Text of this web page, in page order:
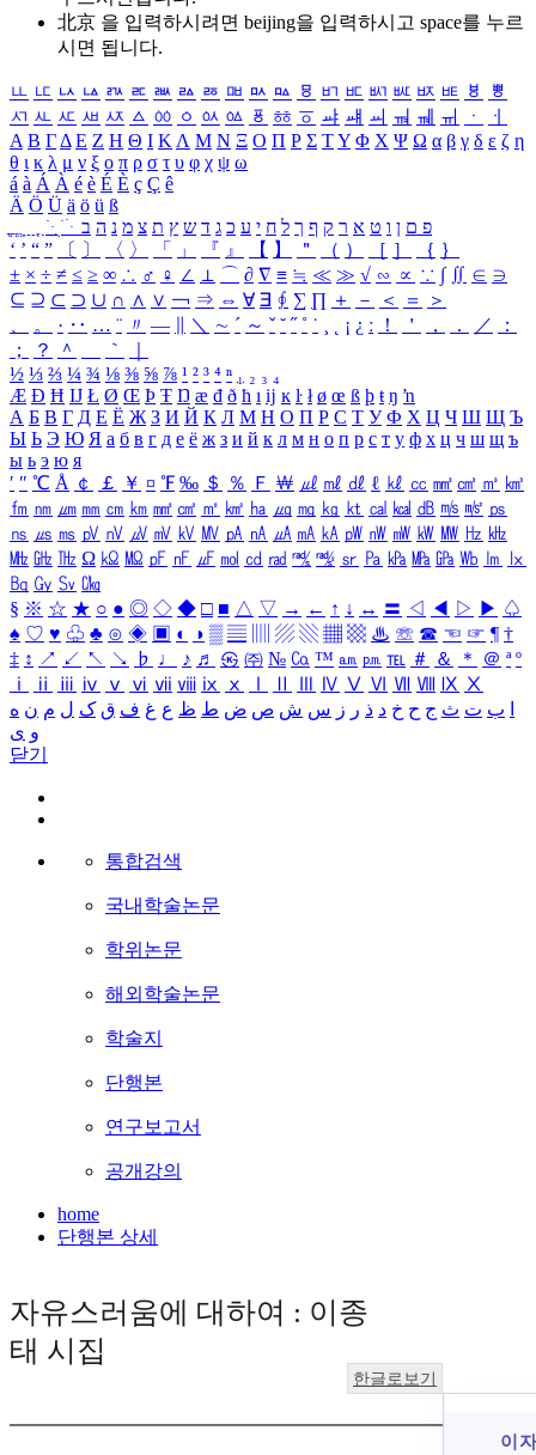
北京 을 입력하시려면 beijing을 입력하시고 space를 누르
시면 됩니다.
ㅥ ㅦ ㅧ ㅨ ㅩ ㅪ ㅫ ㅬ ㅭ ㅮ ㅯ ㅰ ㅱ ㅲ ㅳ ㅴ ㅵ ㅶ ㅷ ㅸ
ㅹ
ㅺ ㅻ ㅼ ㅽ ㅾ ㅿ ㆀ ㆁ ㆂ ㆃ ㆄ ㆅ ㆆ ㆇ ㆈ ㆉ ㆊ ㆋ ㆌ ㆍ
ㆎ
Α Β ΓΔ Ε Ζ Η Θ Ι ΚΛ Μ Ν Ξ Ο Π Ρ Σ ΤΥ Φ Χ Ψ Ω α β γ δ ε ζ η
θ ι κ λ μ ν ξ ο π ρ σ τ υ φ χ ψ ω
á à Á À é è É È ç Ç ê
Ä Ö Ü ä ö ü ß
ִֶֹ ֻּ ׁׂ פ ם ן ו ט א ר ק ף ך ל ח י ע כ ג ד ש ץ ת צ מ נ ה ב
‘ ’ “ ” 〔 〕 〈 〉 「 」 『 』 【 】 ＂ （ ） ［ ］ ｛ ｝
± × ÷ ≠ ≤ ≥ ∞ ∴ ♂ ♀ ∠ ⊥ ⌒ ∂ ∇ ≡ ≒ ≪ ≫ √ ∽ ∝ ∵ ∫ ∬ ∈ ∋
⊆ ⊇ ⊂ ⊃ ∪ ∩ ∧ ∨ ￢ ⇒ ⇔ ∀ ∃ ∮ ∑ ∏ ＋ － ＜ ＝
＞
、
。 · ‥ … ¨ 〃 ― ＼ ∼ ´ ～ ˇ ˘ ˝ ˚ ˙ ¸ ¡ ¿ ː ！ ＇ ， ． ／
：
；
？ ＾ ｀
½ ⅓ ⅔ ¼ ¾ ⅛ ⅜ ⅝ ⅞ ¹ ² ³ ⁴ ⁿ ₁ ₂ ₃ ₄
Æ Ð Ħ Ĳ Ł Ø Œ Þ Ŧ Ŋ æ đ ð ħ ı ĳ ĸ ŀ ł ø œ ß þ ŧ ŋ ŉ
А Б В Г Д Е Ё Ж З И Й К Л М Н О П Р С Т У Ф Х Ц Ч Ш Щ Ъ
Ы Ь Э Ю Я а б в г д е ё ж з и й к л м н о п р с т у ф х ц ч ш щ ъ
ы ь э ю я
′ ″ ℃ Å ￠ ￡ ￥ ¤ ℉ ‰ ＄ ％ Ｆ ￦ ㎕ ㎖ ㎗ ℓ ㎘ ㏄ ㎣ ㎤ ㎥ ㎦
㎙ ㎚ ㎛ ㎜ ㎝ ㎞ ㎟ ㎠ ㎡ ㎢ ㏊ ㎍ ㎎ ㎏ ㏏ ㎈ ㎉ ㏈ ㎧ ㎨ ㎰
㎱ ㎲ ㎳ ㎴ ㎵ ㎶ ㎷ ㎸ ㎹ ㎀ ㎁ ㎂ ㎃ ㎄ ㎺ ㎻ ㎽ ㎾ ㎿ ㎐ ㎑
㎒ ㎓ ㎔ Ω ㏀ ㏁ ㎊ ㎋ ㎌ ㏖ ㏅ ㎭ ㎮ ㎯ ㏛ ㎩ ㎪ ㎫ ㎬ ㏝ ㏐
㏓
㏃ ㏉ ㏜ ㏆
§ ※ ☆ ★ ○ ● ◎ ◇ ◆ □ ■ △ ▽ → ← ↑ ↓ ↔ 〓 ◁ ◀ ▷ ▶ ♤
♠ ♡ ♥ ♧ ♣ ⊙ ◈ ▣ ◐ ◑ ▒ ▤ ▨ ▧ ▦ ▩ ♨ ☏ ☎ ☜ ☞ ¶ †
‡ ↕ ↗ ↙ ↖ ↘ ♭ ♩ ♪ ♬ ㉿ ㈜ № ㏇ ™ ㏂ ㏘ ℡ ＃ ＆ ＊ ＠ ª º
ⅰ
ⅱ ⅲ ⅳ ⅴ ⅵ ⅶ ⅷ ⅸ ⅹ Ⅳ Ⅴ Ⅵ Ⅶ Ⅷ Ⅸ Ⅹ
ب ت ث ج ح خ د ذ ر ز س ش ص ض ط ظ ع غ ف ق ک ل م ن ه
و ی
닫기
통합검색
국내학술논문
학위논문
해외학술논문
학술지
단행본
연구보고서
공개강의
home
단행본 상세
자유스러움에 대하여 : 이종
태 시집
한글로보기
이